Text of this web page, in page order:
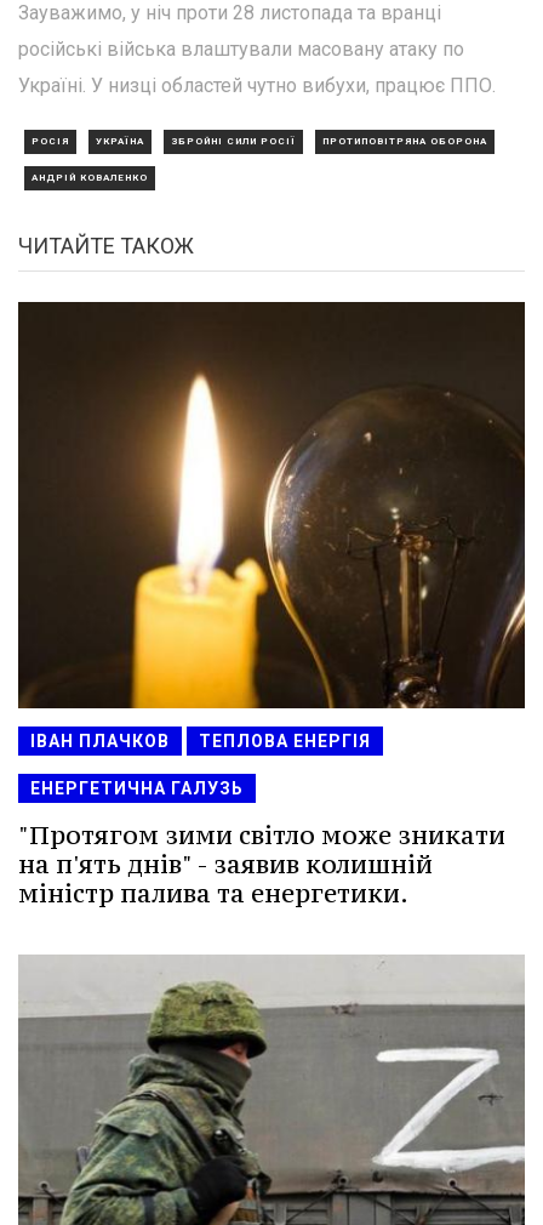
Зауважимо, у ніч проти 28 листопада та вранці
російські війська влаштували масовану атаку по
Україні. У низці областей чутно вибухи, працює ППО.
РОСІЯ УКРАЇНА ЗБРОЙНІ СИЛИ РОСІЇ ПРОТИПОВІТРЯНА ОБОРОНА
АНДРІЙ КОВАЛЕНКО
ЧИТАЙТЕ ТАКОЖ
ІВАН ПЛАЧКОВ ТЕПЛОВА ЕНЕРГІЯ
ЕНЕРГЕТИЧНА ГАЛУЗЬ
"Протягом зими світло може зникати
на п'ять днів" - заявив колишній
міністр палива та енергетики.